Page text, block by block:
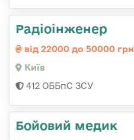
Радіоінженер
від 22000 до 50000 грн
Київ
412 ОББпС ЗСУ
Бойовий медик